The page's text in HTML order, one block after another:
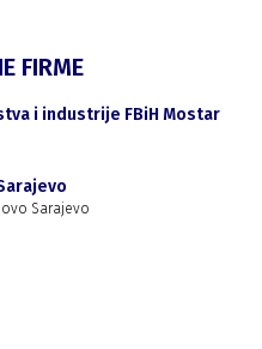
FIRME
i industrije FBiH Mostar
Sarajevo